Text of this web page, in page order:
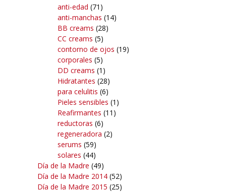
anti-edad (71)
anti-manchas (14)
BB creams (28)
CC creams (5)
contorno de ojos (19)
corporales (5)
DD creams (1)
Hidratantes (28)
para celulitis (6)
Pieles sensibles (1)
Reafirmantes (11)
reductoras (6)
regeneradora (2)
serums (59)
solares (44)
Día de la Madre (49)
Día de la Madre 2014 (52)
Día de la Madre 2015 (25)